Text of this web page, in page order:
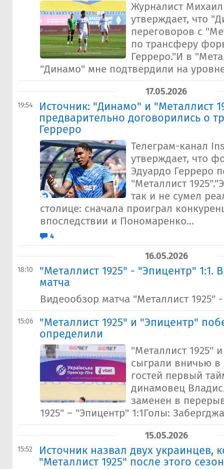
Журналист
утверждает, что
переговоров с
по трансферу
Герреро."И в
"Динамо" мне подтвердили на
17.05.2026
19:54
Источник: "Динамо" и "Металлист
предварительно договорились о
Герреро
Телеграм-канал
утверждает, что
Эдуардо Герреро
"Металлист
так и не сумел
столице: сначала проиграл
впоследствии и Пономаренко...
4
16.05.2026
18:10
"Металлист 1925" - "Эпицентр" 1:1.
матча
Видеообзор матча "Металлист 1925"
15:06
"Металлист 1925" и "Эпицентр"
определили
"Металлист 1925"
сыграли вничью в
гостей первый
динамовец
заменен в
1925" – "Эпицентр" 1:1Голы:
15.05.2026
15:52
Источник назвал двух украинцев,
"Металлист 1925" после этого